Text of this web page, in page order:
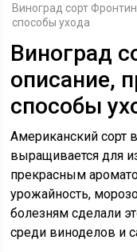
Виноград сорт
способы ухода
Виноград
описание,
способы
Американский сорт
выращивается для
прекрасным
урожайность,
болезням сделали
среди виноделов и